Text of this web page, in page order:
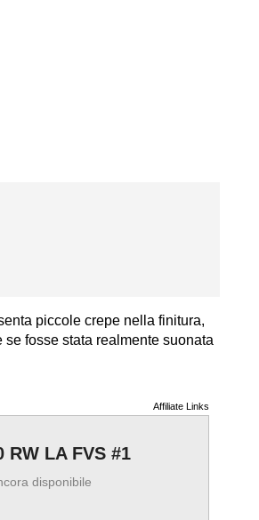
piccole crepe nella finitura,
fosse stata realmente suonata
Affiliate Links
RW LA FVS #1
disponibile